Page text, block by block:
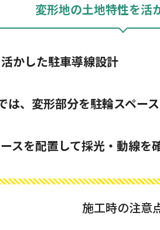
変形地の土地特性を活
かした駐車導線設計
は、変形部分を駐輪スペー
スを配置して採光・動線を
施工時の注意